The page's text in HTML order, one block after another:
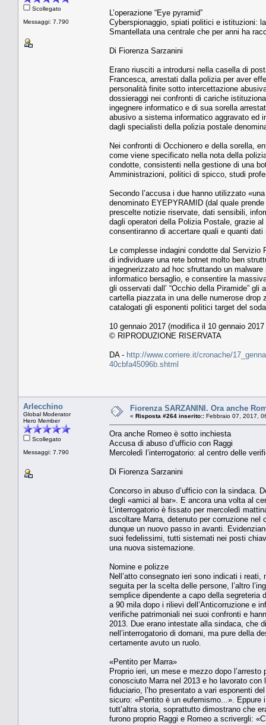
Scollegato
Messaggi: 7.790
L’operazione “Eye pyramid”
Cyberspionaggio, spiati politici e istituzioni:
Smantellata una centrale che per anni ha
Di Fiorenza Sarzanini
Erano riusciti a introdursi nella casella di
Francesca, arrestati dalla polizia per aver
personalità finite sotto intercettazione
dossieraggi nei confronti di cariche
ingegnere informatico e di sua sorella
abusivo a sistema informatico aggravato ed
dagli specialisti della polizia postale
Nei confronti di Occhionero e della sorella,
come viene specificato nella nota della
condotte, consistenti nella gestione di una
Amministrazioni, politici di spicco, studi
Secondo l’accusa i due hanno utilizzato
denominato EYEPYRAMID (dal quale
prescelte notizie riservate, dati sensibili,
dagli operatori della Polizia Postale, grazie
consentiranno di accertare quali e quanti
Le complesse indagini condotte dal
di individuare una rete botnet molto ben
ingegnerizzato ad hoc sfruttando un
informatico bersaglio, e consentire la
gli osservati dall’ “Occhio della Piramide”
cartella piazzata in una delle numerose drop
catalogati gli esponenti politici target del
10 gennaio 2017 (modifica il 10 gennaio 2017
© RIPRODUZIONE RISERVATA
DA - http://www.corriere.it/cronache/
40cbfa45096b.shtml
Arlecchino
Global Moderator
Hero Member
Scollegato
Messaggi: 7.790
Fiorenza SARZANINI. Ora anche
« Risposta #264 inserito:: Febbraio 07, 2017,
Ora anche Romeo è sotto inchiesta
Accusa di abuso d’ufficio con Raggi
Mercoledì l’interrogatorio: al centro delle
Di Fiorenza Sarzanini
Concorso in abuso d’ufficio con la sindaca.
degli «amici al bar». E ancora una volta al
L’interrogatorio è fissato per mercoledì
ascoltare Marra, detenuto per corruzione nel
dunque un nuovo passo in avanti.
suoi fedelissimi, tutti sistemati nei posti
una nuova sistemazione.
Nomine e polizze
Nell’atto consegnato ieri sono indicati i
seguita per la scelta delle persone, l’altro
semplice dipendente a capo della segreteria
a 90 mila dopo i rilievi dell’Anticorruzione e
verifiche patrimoniali nei suoi confronti e
2013. Due erano intestate alla sindaca, che
nell’interrogatorio di domani, ma pure della
certamente avuto un ruolo.
«Pentito per Marra»
Proprio ieri, un mese e mezzo dopo
conosciuto Marra nel 2013 e ho lavorato
fiduciario, l’ho presentato a vari esponenti
sicuro: «Pentito è un eufemismo...». Eppure
tutt’altra storia, soprattutto dimostrano che
furono proprio Raggi e Romeo a scrivergli: